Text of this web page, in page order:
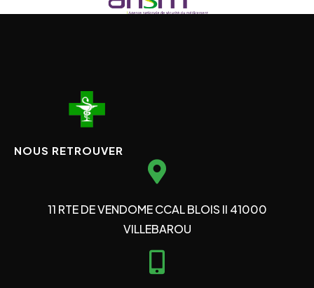
NOUS RETROUVER
11 RTE DE VENDOME CCAL BLOIS II 41000
VILLEBAROU